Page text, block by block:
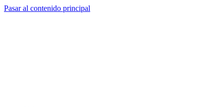
Pasar al contenido principal